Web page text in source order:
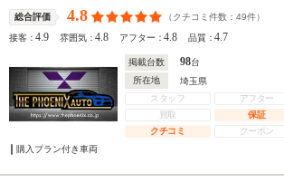
総合評価 4.8 （クチコミ件数： 49件）
接客：4.9 雰囲気：4.8 アフター：4.8 品質：4.7
掲載台数 98台
所在地
埼玉県
スタッフ
アフター
買取
保証
クチコミ
クーポン
購入プラン付き車両